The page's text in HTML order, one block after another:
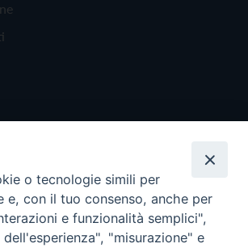
o tecnologie simili per
e, con il tuo consenso, anche per
e funzionalità semplici",
"misurazione" e